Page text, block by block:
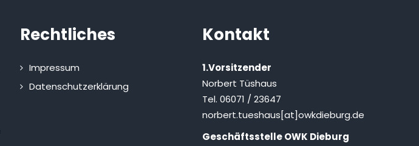
Rechtliches
Impressum
Datenschutzerklärung
Kontakt
1.Vorsitzender
Norbert Tüshaus
Tel. 06071 / 23647
norbert.tueshaus[at]owkdieburg.de
Geschäftsstelle OWK Dieburg